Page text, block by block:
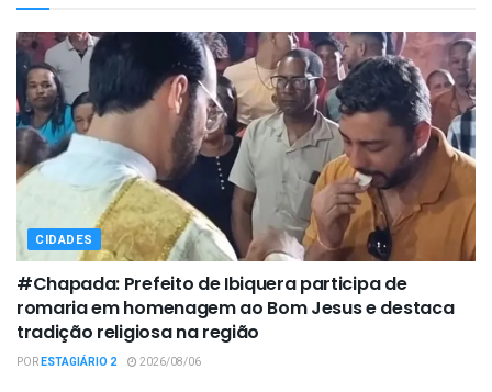
CIDADES
#Chapada: Prefeito de Ibiquera participa de
romaria em homenagem ao Bom Jesus e destaca
tradição religiosa na região
PORESTAGIÁRIO 2 2026/08/06